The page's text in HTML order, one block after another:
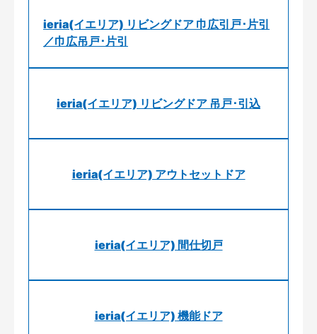
ieria(イエリア) リビングドア 巾広引戸･片引
／巾広吊戸･片引
ieria(イエリア) リビングドア 吊戸･引込
ieria(イエリア) アウトセットドア
ieria(イエリア) 間仕切戸
ieria(イエリア) 機能ドア